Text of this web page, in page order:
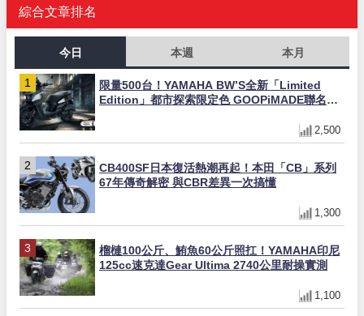
綜合文章排名
今日 本週 本月
限量500台！YAMAHA BW’S全新「Limited
Edition」都市探索限定色 GOOPiMADE聯名包
2,500
CB400SF日本復活熱潮再起！本田「CB」系列
67年傳奇解密 與CBR差異一次搞懂
1,300
榴槤100公斤、鮪魚60公斤照扛！YAMAHA印尼
125cc速克達Gear Ultima 2740公里耐操實測
1,100